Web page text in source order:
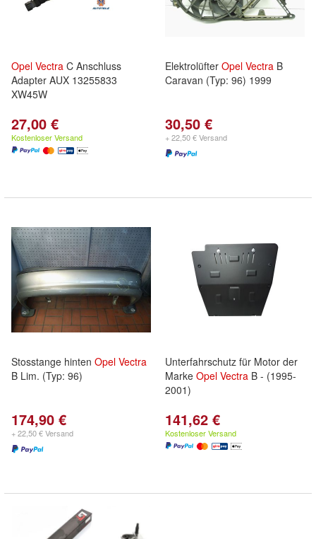
Opel Vectra C Anschluss
Adapter AUX 13255833
XW45W
27,00 €
Kostenloser Versand
Elektrolüfter Opel Vectra B
Caravan (Typ: 96) 1999
30,50 €
+ 22,50 € Versand
Stosstange hinten Opel Vectra
B Lim. (Typ: 96)
174,90 €
+ 22,50 € Versand
Unterfahrschutz für Motor der
Marke Opel Vectra B - (1995-
2001)
141,62 €
Kostenloser Versand